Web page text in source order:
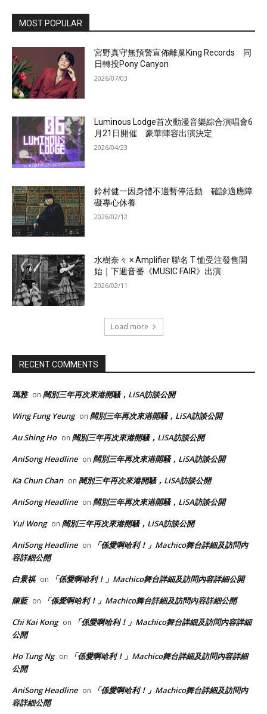
MOST POPULAR
宮野真守無預警宣佈離巢King Records 同
日轉投Pony Canyon
2026/07/03
Luminous Lodge首次動漫音樂綜合演唱會6
月21日開催 豪華陣容出演決定
2026/04/23
鈴村健一因身體不適暫停活動 確診適應障
礙專心休養
2026/02/12
水樹奈々 × Amplifier 聯名 T 恤受注發售開
始｜下週音番《MUSIC FAIR》出演
2026/02/11
Load more
RECENT COMMENTS
瑪雅 on 闊別三年再次來港開騷，LiSA訪談公開
Wing Fung Yeung on 闊別三年再次來港開騷，LiSA訪談公開
Au Shing Ho on 闊別三年再次來港開騷，LiSA訪談公開
AniSong Headline on 闊別三年再次來港開騷，LiSA訪談公開
Ka Chun Chan on 闊別三年再次來港開騷，LiSA訪談公開
AniSong Headline on 闊別三年再次來港開騷，LiSA訪談公開
Yui Wong on 闊別三年再次來港開騷，LiSA訪談公開
AniSong Headline on
「係愛啊哈利！」Machico舞台詳細及訪問內
容詳細公開
白景祺 on
「係愛啊哈利！」Machico舞台詳細及訪問內容詳細公開
陳藍 on
「係愛啊哈利！」Machico舞台詳細及訪問內容詳細公開
Chi Kai Kong on
「係愛啊哈利！」Machico舞台詳細及訪問內容詳細
公開
Ho Tung Ng on
「係愛啊哈利！」Machico舞台詳細及訪問內容詳細
公開
AniSong Headline on
「係愛啊哈利！」Machico舞台詳細及訪問內
容詳細公開